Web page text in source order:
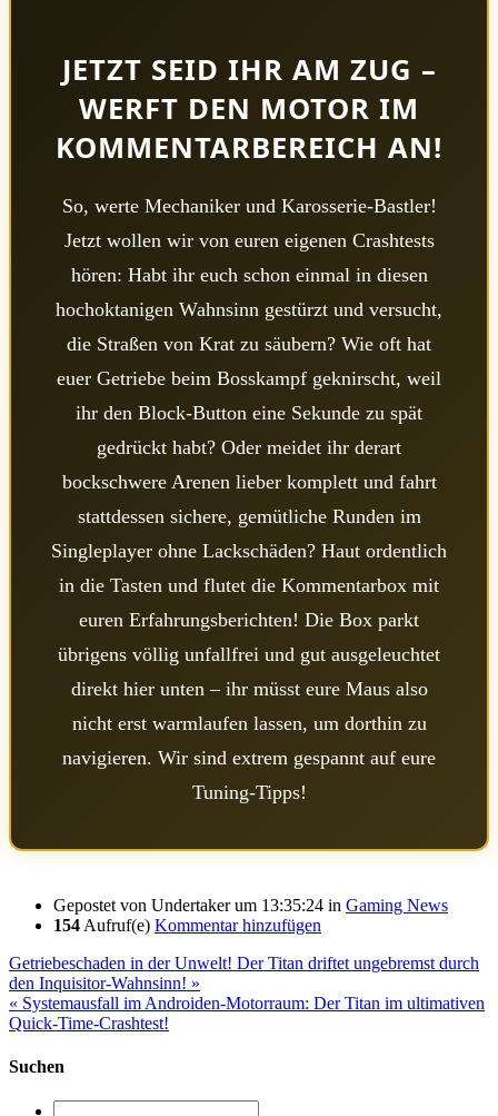
JETZT SEID IHR AM ZUG –
WERFT DEN MOTOR IM
KOMMENTARBEREICH AN!
So, werte Mechaniker und Karosserie-Bastler!
Jetzt wollen wir von euren eigenen Crashtests
hören: Habt ihr euch schon einmal in diesen
hochoktanigen Wahnsinn gestürzt und versucht,
die Straßen von Krat zu säubern? Wie oft hat
euer Getriebe beim Bosskampf geknirscht, weil
ihr den Block-Button eine Sekunde zu spät
gedrückt habt? Oder meidet ihr derart
bockschwere Arenen lieber komplett und fahrt
stattdessen sichere, gemütliche Runden im
Singleplayer ohne Lackschäden? Haut ordentlich
in die Tasten und flutet die Kommentarbox mit
euren Erfahrungsberichten! Die Box parkt
übrigens völlig unfallfrei und gut ausgeleuchtet
direkt hier unten – ihr müsst eure Maus also
nicht erst warmlaufen lassen, um dorthin zu
navigieren. Wir sind extrem gespannt auf eure
Tuning-Tipps!
Gepostet von Undertakerum 13:35:24 in Gaming News
154 Aufruf(e) Kommentar hinzufügen
Getriebeschaden in der Unwelt! Der Titan driftet ungebremst durch
den Inquisitor-Wahnsinn! »
« Systemausfall im Androiden-Motorraum: Der Titan im ultimativen
Quick-Time-Crashtest!
Suchen